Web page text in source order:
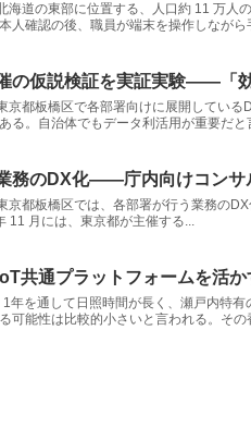
海道の東部に位置する、人口約 11 万人
人確認の後、職員が端末を操作しながら
の仮説検証を実証実験――「
京都板橋区で各部署向けに展開してい
る。自治体でもデータ利活用が重要だと
務のDX化――庁内向けコンサ
京都板橋区では、各部署が行う業務の
11 月には、東京都が主催する...
共通プラットフォームを活
年を通して日照時間が長く、瀬戸内特
可能性は比較的小さいと言われる。その